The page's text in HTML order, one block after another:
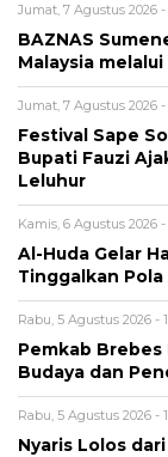
Jumat, 7 Agustus 2026
BAZNAS
Malaysia
Jumat, 7 Agustus 2026
Festival Sape
Bupati Fauzi
Leluhur
Kamis, 6 Agustus 2026
Al-Huda Gelar
Tinggalkan
Rabu, 5 Agustus 2026 -
Pemkab
Budaya dan
Rabu, 5 Agustus 2026 -
Nyaris Lolos